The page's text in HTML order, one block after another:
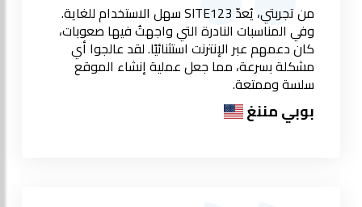
من تجربتي، يُعدّ SITE123 سهل الاستخدام للغاية.
وفي المناسبات النادرة التي واجهتُ فيها صعوبات،
كان دعمهم عبر الإنترنت استثنائيًا. لقد عالجوا أي
مشكلة بسرعة، مما جعل عملية إنشاء الموقع
سلسة وممتعة.
بوبي مننغ